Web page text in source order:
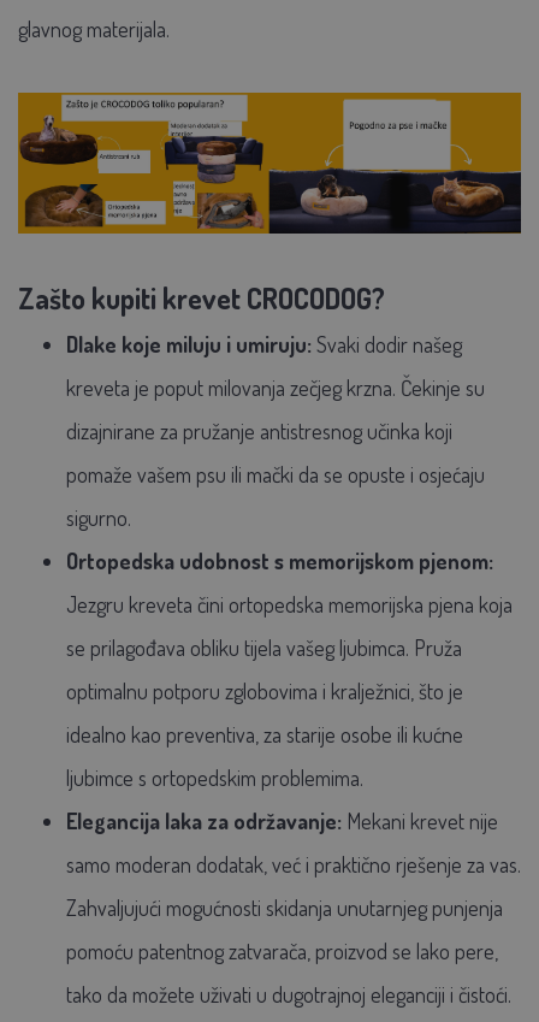
glavnog materijala.
Zašto kupiti krevet CROCODOG?
Dlake koje miluju i umiruju: Svaki dodir našeg
kreveta je poput milovanja zečjeg krzna. Čekinje su
dizajnirane za pružanje antistresnog učinka koji
pomaže vašem psu ili mački da se opuste i osjećaju
sigurno.
Ortopedska udobnost s memorijskom pjenom:
Jezgru kreveta čini ortopedska memorijska pjena koja
se prilagođava obliku tijela vašeg ljubimca. Pruža
optimalnu potporu zglobovima i kralježnici, što je
idealno kao preventiva, za starije osobe ili kućne
ljubimce s ortopedskim problemima.
Elegancija laka za održavanje: Mekani krevet nije
samo moderan dodatak, već i praktično rješenje za vas.
Zahvaljujući mogućnosti skidanja unutarnjeg punjenja
pomoću patentnog zatvarača, proizvod se lako pere,
tako da možete uživati u dugotrajnoj eleganciji i čistoći.